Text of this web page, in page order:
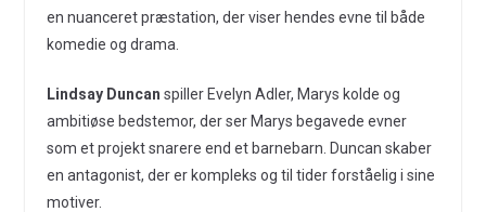
en nuanceret præstation, der viser hendes evne til både
komedie og drama.
Lindsay Duncan spiller Evelyn Adler, Marys kolde og
ambitiøse bedstemor, der ser Marys begavede evner
som et projekt snarere end et barnebarn. Duncan skaber
en antagonist, der er kompleks og til tider forståelig i sine
motiver.